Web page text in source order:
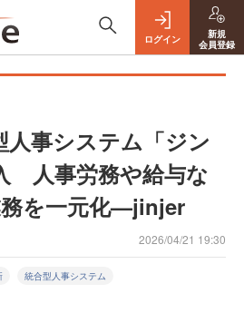
ログイン
新規
会員登録
人事システム「ジン
人事労務や給与な
を一元化—jinjer
2026/04/21 19:30
統合型人事システム